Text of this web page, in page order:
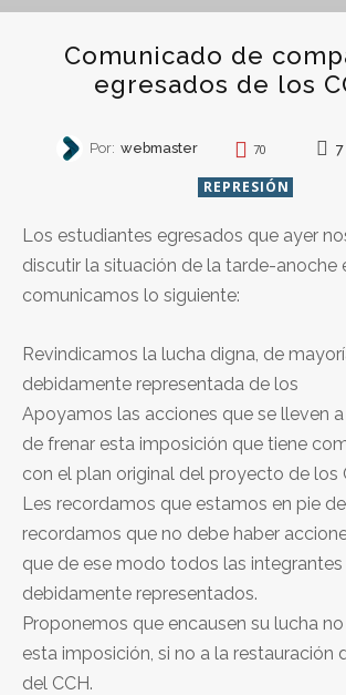
Comunicado de
egresados de los
Por: webmaster 70
REPRESIÓN
Los estudiantes egresados que ayer
discutir la situación de la tarde-anoche
comunicamos lo siguiente:
Revindicamos la lucha digna, de
debidamente representada de los
Apoyamos las acciones que se lleven
de frenar esta imposición que tiene
con el plan original del proyecto de los
Les recordamos que estamos en pie
recordamos que no debe haber
que de ese modo todos las
debidamente representados.
Proponemos que encausen su lucha
esta imposición, si no a la restauración
del CCH.